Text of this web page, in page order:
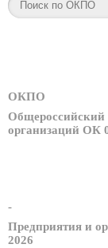
ОКПО
Общероссийский
организаций ОК
-
Предприятия и
2026